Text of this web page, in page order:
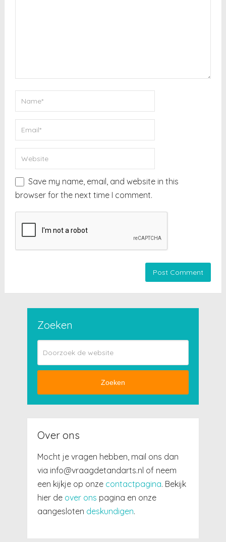
Save my name, email, and website in this
browser for the next time I comment.
Zoeken
Zoeken
Over ons
Mocht je vragen hebben, mail ons dan
via info@vraagdetandarts.nl of neem
een kijkje op onze contactpagina. Bekijk
hier de over ons pagina en onze
aangesloten deskundigen.